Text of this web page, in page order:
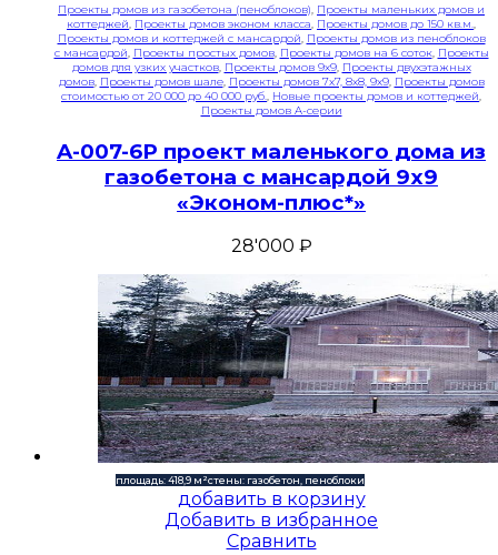
Проекты домов из газобетона (пеноблоков), Проекты маленьких домов и
коттеджей, Проекты домов эконом класса, Проекты домов до 150 кв.м.,
Проекты домов и коттеджей с мансардой, Проекты домов из пеноблоков
с мансардой, Проекты простых домов, Проекты домов на 6 соток, Проекты
домов для узких участков, Проекты домов 9x9, Проекты двухэтажных
домов, Проекты домов шале, Проекты домов 7x7, 8x8, 9x9, Проекты домов
стоимостью от 20 000 до 40 000 руб., Новые проекты домов и коттеджей,
Проекты домов A-серии
A-007-6P проект маленького дома из
газобетона с мансардой 9х9
«Эконом-плюс*»
28'000 ₽
площадь: 418,9 м²стены: газобетон, пеноблоки
добавить в корзину
Добавить в избранное
Сравнить